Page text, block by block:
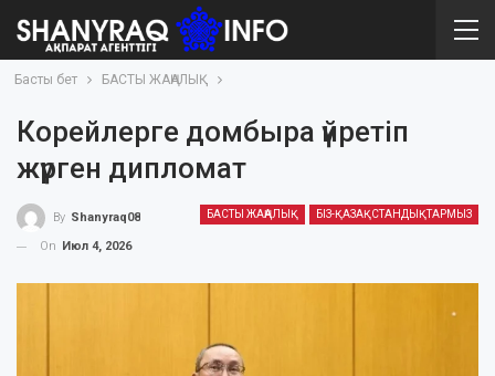
Басты бет БАСТЫ ЖАҢАЛЫҚ
Корейлерге домбыра үйретіп
жүрген дипломат
БАСТЫ ЖАҢАЛЫҚ БІЗ-ҚАЗАҚСТАНДЫҚТАРМЫЗ
By Shanyraq08
On
Июл 4, 2026